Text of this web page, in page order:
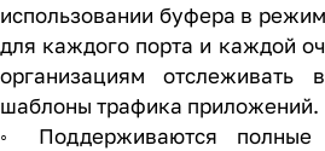
использовании буфера в
для каждого порта и каждой
организациям отслеживать
шаблоны трафика приложений.
◦ Поддерживаются полные